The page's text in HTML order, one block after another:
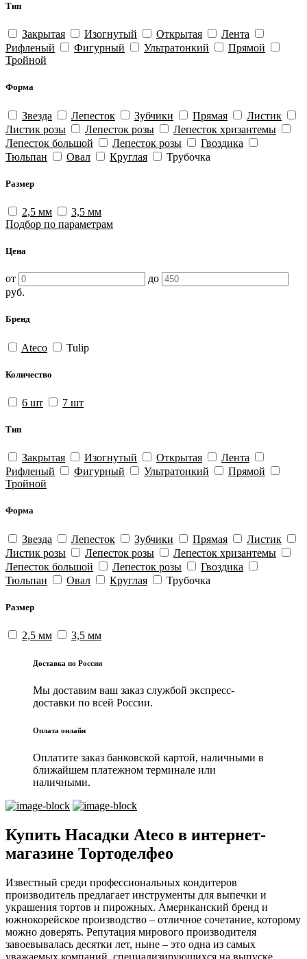
Тип
Закрытая Изогнутый Открытая
Лента
Рифленый
Фигурный Ультратонкий
Прямой
Тройной
Форма
Звезда Лепесток Зубчики Прямая
Листик
Листик розы
Лепеcток розы
Лепесток хризантемы
Лепесток большой
Лепесток розы
Гвоздика
Тюльпан
Овал Круглая Трубочка
Размер
2,5 мм
3,5 мм
Подбор по параметрам
Цена
от
до
руб.
Бренд
Ateco Tulip
Количество
6 шт 7 шт
Тип
Закрытая Изогнутый Открытая
Лента
Рифленый
Фигурный Ультратонкий
Прямой
Тройной
Форма
Звезда Лепесток Зубчики Прямая
Листик
Листик розы
Лепеcток розы
Лепесток хризантемы
Лепесток большой
Лепесток розы
Гвоздика
Тюльпан
Овал Круглая Трубочка
Размер
2,5 мм 3,5 мм
Доставка по России
Мы доставим ваш заказ службой экспресс-
доставки по всей России.
Оплата онлайн
Оплатите заказ банковской картой, наличными в
ближайшем платежном терминале или
наличными.
Купить Насадки Ateco в интернет-
магазине Тортоделфео
Известный среди профессиональных кондитеров
производитель предлагает инструменты для выпечки и
украшения тортов и пирожных. Американский бренд и
южнокорейское производство – отличное сочетание, которому
можно доверять. Репутация мирового производителя
завоевывалась десятки лет, ныне – это одна из самых
уважаемых компаний, специализирующихся на выпуске